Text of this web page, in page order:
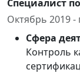
Специалист
Октябрь 2019
Сфера
Контроль